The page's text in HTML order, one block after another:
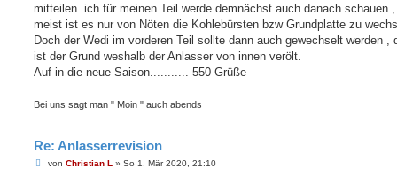
mitteilen. ich für meinen Teil werde demnächst auch danach schauen
meist ist es nur von Nöten die Kohlebürsten bzw Grundplatte zu
Doch der Wedi im vorderen Teil sollte dann auch gewechselt werden ,
ist der Grund weshalb der Anlasser von innen verölt.
Auf in die neue Saison........... 550 Grüße
Bei uns sagt man " Moin " auch abends
Re: Anlasserrevision
Bvon Christian L » So 1. Mär 2020, 21:10